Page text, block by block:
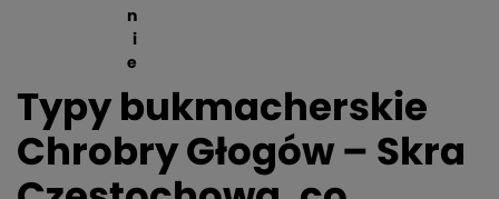
n
i
e
Typy bukmacherskie
Chrobry Głogów – Skra